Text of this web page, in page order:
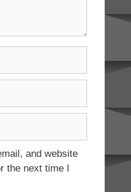
and website
the next time I